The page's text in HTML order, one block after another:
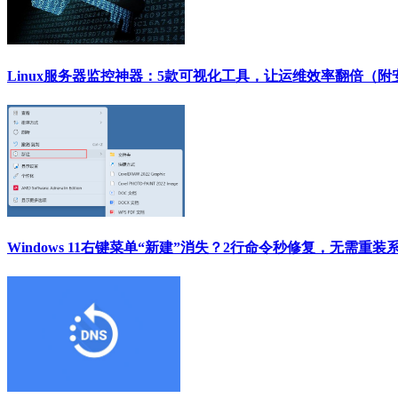
Linux服务器监控神器：5款可视化工具，让运维效率翻倍（附
Windows 11右键菜单“新建”消失？2行命令秒修复，无需重装